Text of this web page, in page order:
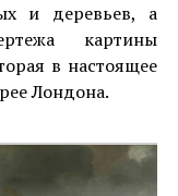
и деревьев, а
картины
в настоящее
Лондона.